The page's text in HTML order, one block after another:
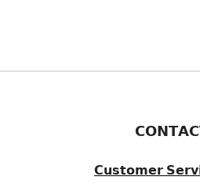
𝗖𝘂𝘀𝘁𝗼𝗺𝗲𝗿